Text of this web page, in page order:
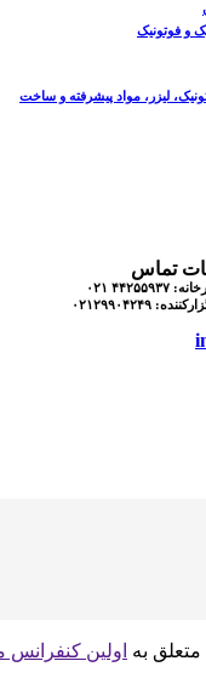
و فوتونیک
لیزر، مواد پیشرفته و ساخت
تماس
۴۴۲۵۵۹۳۷ ۰۲۱
۰۲۱۲۹۹۰۴۲۴۹
به اولین